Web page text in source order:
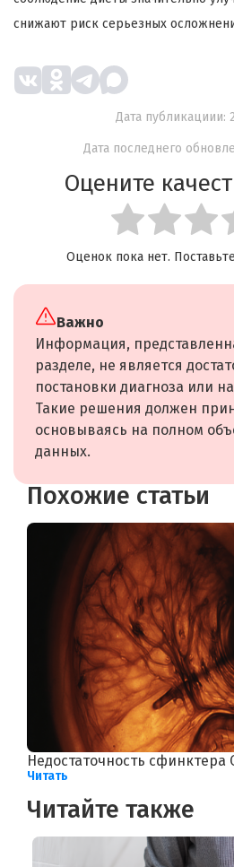
снижают риск серьезных
Дата публикациии:
Дата последнего
Оцените
Оценок пока нет.
Важно
Информация,
разделе, не является
постановки диагноза или
Такие решения должен
основываясь на полном
данных.
Похожие статьи
Недостаточность сфинктера
Читать
Читайте также